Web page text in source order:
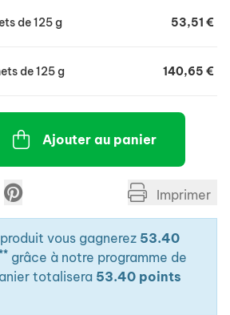
dilutions suivantes : 1 g de
viande en engraissement (< 400
pour 100 kg de poids pendant 5
ovins reproducteurs) et les
: 25 g par jour pendant 5 jours.
de 125 g 53,51 €
de 125 g 140,65 €
Ajouter au panier
Imprimer
vous gagnerez 53.40
grâce à notre programme de
totalisera 53.40 points